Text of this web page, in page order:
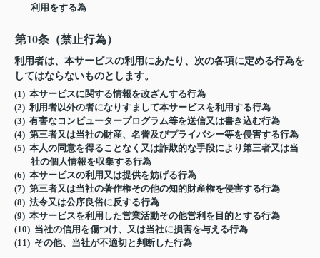
利用をする為
第10条（禁止行為）
利用者は、本サービスの利用にあたり、次の各項に定める行為を
してはならないものとします。
(1) 本サービスに関する情報を改ざんする行為
(2) 利用者以外の者になりすまして本サービスを利用する行為
(3) 有害なコンピュータープログラム等を送信又は書き込む行為
(4) 第三者又は当社の財産、名誉及びプライバシー等を侵害する行為
(5) 本人の同意を得ることなく又は詐欺的な手段により第三者又は当
社の個人情報を収集する行為
(6) 本サービスの利用又は提供を妨げる行為
(7) 第三者又は当社の著作権その他の知的財産権を侵害する行為
(8) 法令又は公序良俗に反する行為
(9) 本サービスを利用した営業活動その他営利を目的とする行為
(10) 当社の信用を傷つけ、又は当社に損害を与える行為
(11) その他、当社が不適切と判断した行為